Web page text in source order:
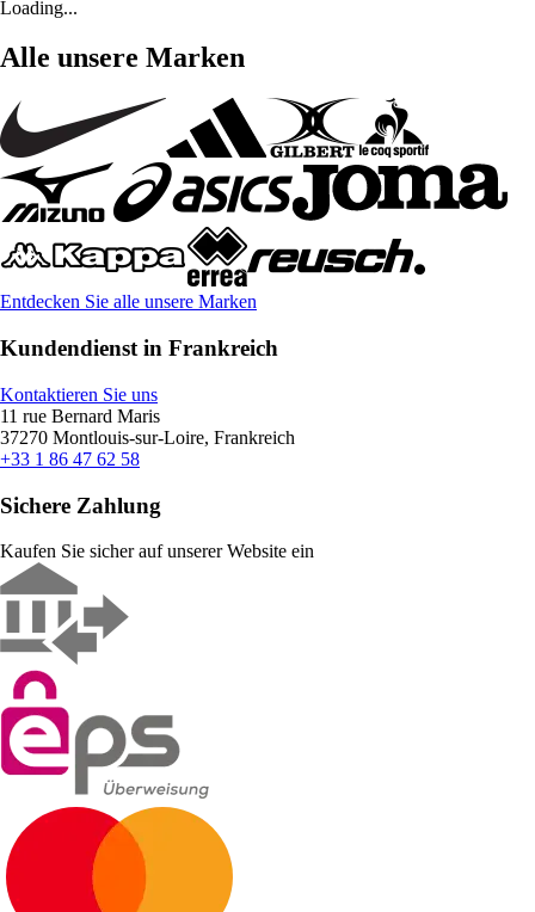
Loading...
Alle unsere Marken
Entdecken Sie alle unsere Marken
Kundendienst in Frankreich
Kontaktieren Sie uns
11 rue Bernard Maris
37270 Montlouis-sur-Loire, Frankreich
+33 1 86 47 62 58
Sichere Zahlung
Kaufen Sie sicher auf unserer Website ein